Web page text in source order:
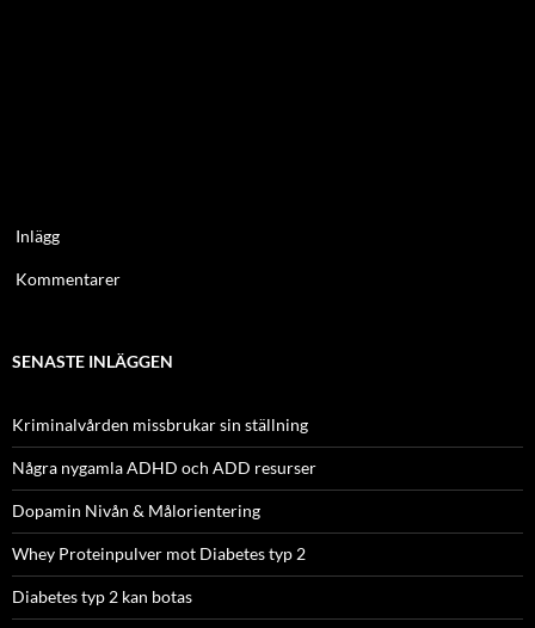
Inlägg
Kommentarer
SENASTE INLÄGGEN
Kriminalvården missbrukar sin ställning
Några nygamla ADHD och ADD resurser
Dopamin Nivån & Målorientering
Whey Proteinpulver mot Diabetes typ 2
Diabetes typ 2 kan botas